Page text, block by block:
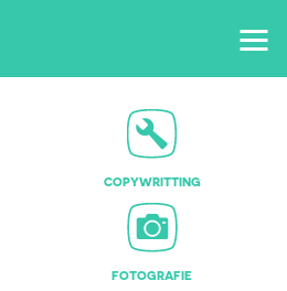
COPYWRITTING
FOTOGRAFIE